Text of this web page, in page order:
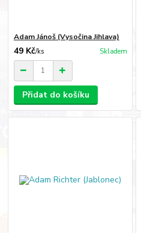
Adam Jánoš (Vysočina Jihlava)
49 Kč/ks Skladem
Přidat do košíku